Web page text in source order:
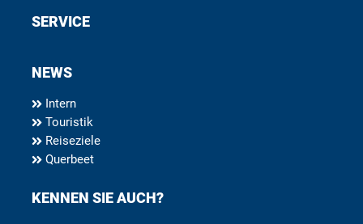
SERVICE
NEWS
Intern
Touristik
Reiseziele
Querbeet
KENNEN SIE AUCH?